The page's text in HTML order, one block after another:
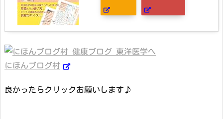
にほんブログ村
良かったらクリックお願いします♪